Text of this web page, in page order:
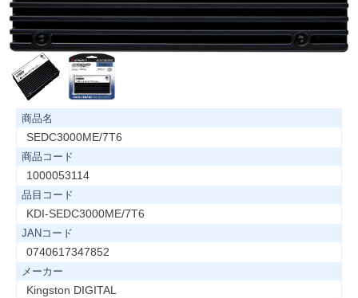
商品名
SEDC3000ME/7T6
商品コード
1000053114
品目コード
KDI-SEDC3000ME/7T6
JANコード
0740617347852
メーカー
Kingston DIGITAL